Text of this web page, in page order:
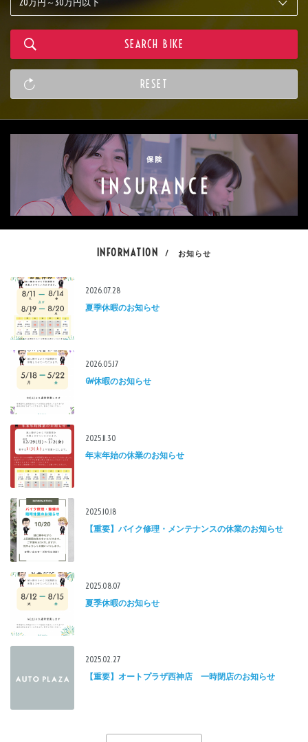
INFORMATION / お知らせ
2026.07.28
夏季休暇のお知らせ
2026.05.17
GW休暇のお知らせ
2025.11.30
年末年始の休業のお知らせ
2025.10.18
【重要】バイク修理・メンテナンスの休業のお知らせ
2025.08.07
夏季休暇のお知らせ
2025.02.27
【重要】オートプラザ西神店 一時閉店のお知らせ